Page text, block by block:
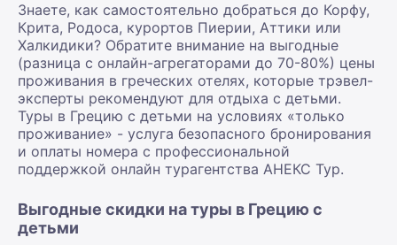
Знаете, как самостоятельно добраться до Корфу,
Крита, Родоса, курортов Пиерии, Аттики или
Халкидики? Обратите внимание на выгодные
(разница с онлайн-агрегаторами до 70-80%) цены
проживания в греческих отелях, которые трэвел-
эксперты рекомендуют для отдыха с детьми.
Туры в Грецию с детьми на условиях «только
проживание» - услуга безопасного бронирования
и оплаты номера с профессиональной
поддержкой онлайн турагентства АНЕКС Тур.
Выгодные скидки на туры в Грецию с
детьми